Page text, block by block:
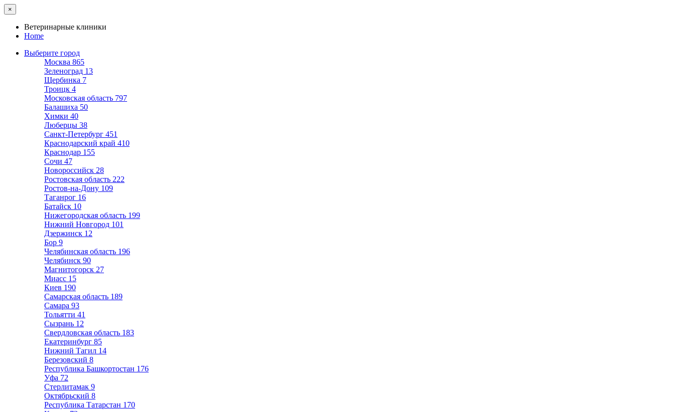
×
Ветеринарные клиники
Home
Выберите город
Москва 865
Зеленоград 13
Щербинка 7
Троицк 4
Московская область 797
Балашиха 50
Химки 40
Люберцы 38
Санкт-Петербург 451
Краснодарский край 410
Краснодар 155
Сочи 47
Новороссийск 28
Ростовская область 222
Ростов-на-Дону 109
Таганрог 16
Батайск 10
Нижегородская область 199
Нижний Новгород 101
Дзержинск 12
Бор 9
Челябинская область 196
Челябинск 90
Магнитогорск 27
Миасс 15
Киев 190
Самарская область 189
Самара 93
Тольятти 41
Сызрань 12
Свердловская область 183
Екатеринбург 85
Нижний Тагил 14
Березовский 8
Республика Башкортостан 176
Уфа 72
Стерлитамак 9
Октябрьский 8
Республика Татарстан 170